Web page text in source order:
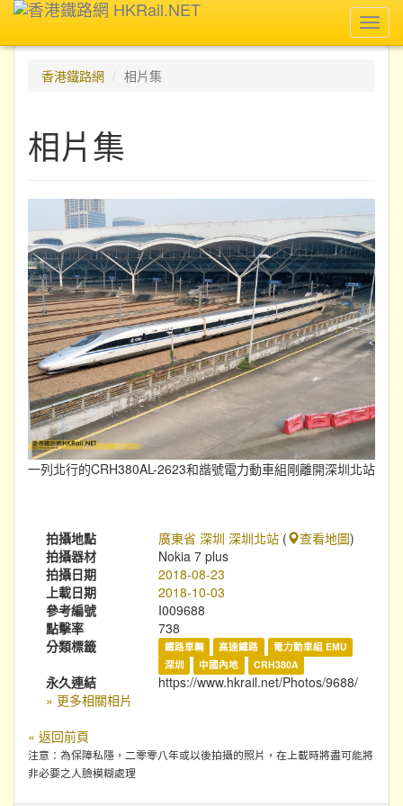
香港鐵路網
相片集
相片集
一列北行的CRH380AL-2623和諧號電力動車組剛離開深圳北站
拍攝地點 廣東省 深圳 深圳北站 ( 查看地圖)
拍攝器材
Nokia 7 plus
拍攝日期
2018-08-23
上載日期
2018-10-03
參考編號
I009688
點擊率
738
分類標籤
鐵路車輛 高速鐵路
電力動車組 EMU
深圳
中國內地 CRH380A
永久連結
https://www.hkrail.net/Photos/9688/
» 更多相關相片
« 返回前頁
注意：為保障私隱，二零零八年或以後拍攝的照片，在上載時將盡可能將
非必要之人臉模糊處理